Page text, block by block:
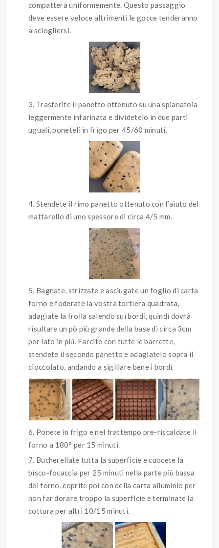
compatterà uniformemente. Questo passaggio
deve essere veloce altrimenti le gocce tenderanno
a sciogliersi.
Trasferite il panetto ottenuto su una spianatoia
leggermente infarinata e dividetelo in due parti
uguali, poneteli in frigo per 45/60 minuti.
Stendete il rimo panetto ottenuto con l’aiuto del
mattarello di uno spessore di circa 4/5 mm.
Bagnate, strizzate e asciugate un foglio di carta
forno e foderate la vostra tortiera quadrata,
adagiate la frolla salendo sui bordi, quindi dovrà
risultare un pò più grande della base di circa 3cm
per lato in più. Farcite con tutte le barrette,
stendete il secondo panetto e adagiatelo sopra il
cioccolato, andando a sigillare bene i bordi.
Ponete in frigo e nel frattempo pre-riscaldate il
forno a 180° per 15 minuti.
Bucherellate tutta la superficie e cuocete la
bisco-focaccia per 25 minuti nella parte più bassa
del forno, coprite poi con della carta alluminio per
non far dorare troppo la superficie e terminate la
cottura per altri 10/15 minuti.